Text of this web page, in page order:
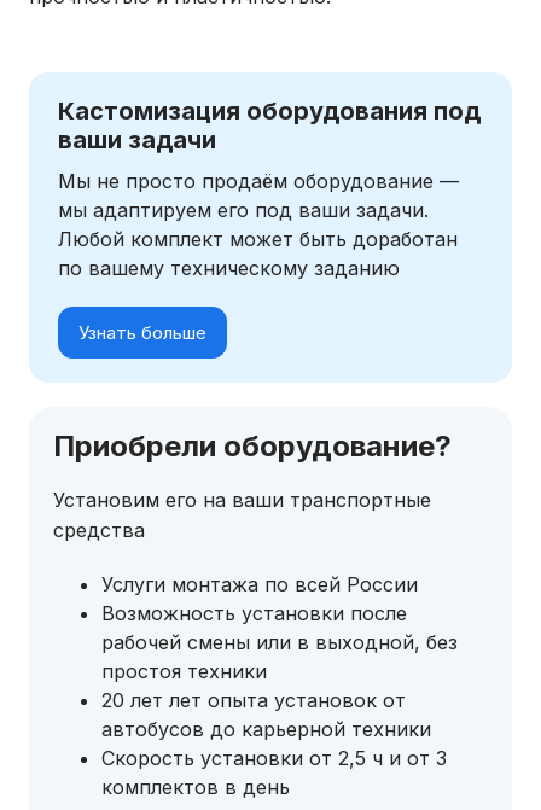
Кастомизация оборудования под
ваши задачи
Мы не просто продаём оборудование —
мы адаптируем его под ваши задачи.
Любой комплект может быть доработан
по вашему техническому заданию
Узнать больше
Приобрели оборудование?
Установим его на ваши транспортные
средства
Услуги монтажа по всей России
Возможность установки после
рабочей смены или в выходной, без
простоя техники
20 лет лет опыта установок от
автобусов до карьерной техники
Скорость установки от 2,5 ч и от 3
комплектов в день